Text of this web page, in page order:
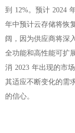
到 12%。预计 2024
年中预计云存储将恢
阔，因为供应商将深
全功能和高性能可扩
消 2023 年出现的市
其适应不断变化的需
的信心。